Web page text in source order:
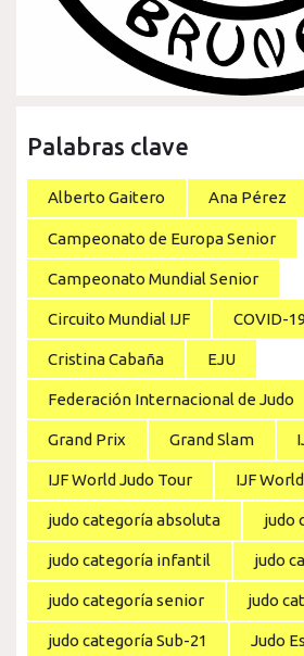
Palabras clave
Alberto Gaitero Ana Pérez
Campeonato de Europa Senior
Campeonato Mundial Senior
Circuito Mundial IJF COVID-19
Cristina Cabaña EJU
Federación Internacional de Judo
Grand Prix Grand Slam
IJF World Judo Tour IJF
judo categoría absoluta judo
judo categoría infantil judo
judo categoría senior judo
judo categoría Sub-21 Judo